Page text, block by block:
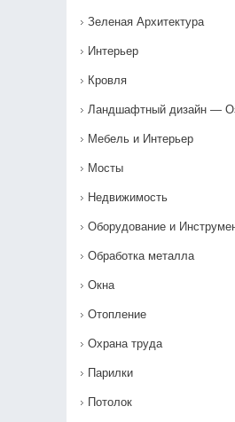
Зеленая Архитектура
Интерьер
Кровля
Ландшафтный дизайн —
Мебель и Интерьер
Мосты
Недвижимость
Оборудование и
Обработка металла
Окна
Отопление
Охрана труда
Парилки
Потолок